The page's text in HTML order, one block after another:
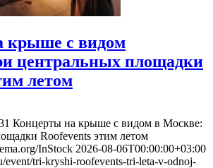
крыше с видом
центральных площадки
летом
Концерты на крыше с видом в Москве:
Roofevents этим летом
InStock 2026-08-06T00:00:00+03:00
event/tri-kryshi-roofevents-tri-leta-v-odnoj-